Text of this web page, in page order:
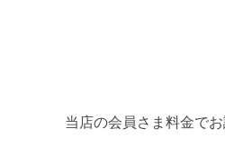
当店の会員さま料金で